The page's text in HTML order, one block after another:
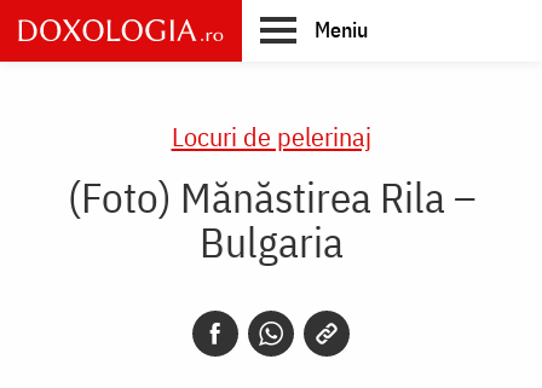
Skip
to
main
Meniu
Locuri de pelerinaj
(Foto) Mănăstirea Rila –
Bulgaria